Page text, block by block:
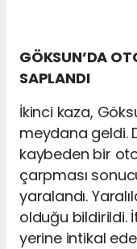
GÖKSUN’DA
SAPLANDI
İkinci kaza,
meydana geldi.
kaybeden bir
çarpması
yaralandı.
olduğu bildirildi.
yerine intikal